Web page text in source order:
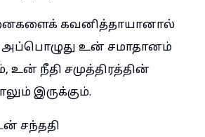
கவனித்தாயானால்
அப்பொழுது உன் சமாதானம்
உன் நீதி சமுத்திரத்தின்
இருக்கும்.
சந்ததி